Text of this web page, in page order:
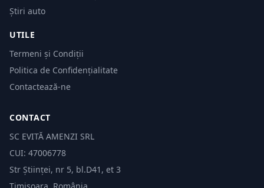
Știri auto
UTILE
Termeni și Condiții
Politica de Confidențialitate
Contactează-ne
CONTACT
SC EVITĂ AMENZI SRL
CUI: 47006778
Str Științei, nr 5, bl.D41, et 3